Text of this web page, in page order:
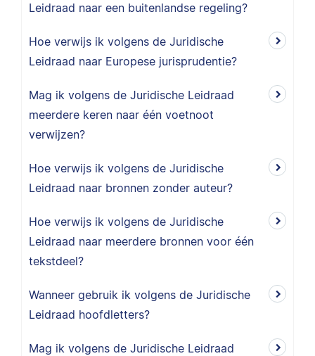
Leidraad naar een buitenlandse regeling?
Hoe verwijs ik volgens de Juridische
Leidraad naar Europese jurisprudentie?
Mag ik volgens de Juridische Leidraad
meerdere keren naar één voetnoot
verwijzen?
Hoe verwijs ik volgens de Juridische
Leidraad naar bronnen zonder auteur?
Hoe verwijs ik volgens de Juridische
Leidraad naar meerdere bronnen voor één
tekstdeel?
Wanneer gebruik ik volgens de Juridische
Leidraad hoofdletters?
Mag ik volgens de Juridische Leidraad